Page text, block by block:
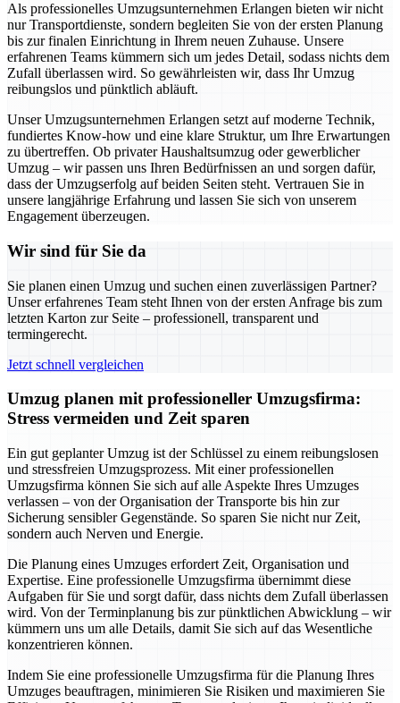
Als professionelles Umzugsunternehmen Erlangen bieten wir nicht
nur Transportdienste, sondern begleiten Sie von der ersten Planung
bis zur finalen Einrichtung in Ihrem neuen Zuhause. Unsere
erfahrenen Teams kümmern sich um jedes Detail, sodass nichts dem
Zufall überlassen wird. So gewährleisten wir, dass Ihr Umzug
reibungslos und pünktlich abläuft.
Unser Umzugsunternehmen Erlangen setzt auf moderne Technik,
fundiertes Know-how und eine klare Struktur, um Ihre Erwartungen
zu übertreffen. Ob privater Haushaltsumzug oder gewerblicher
Umzug – wir passen uns Ihren Bedürfnissen an und sorgen dafür,
dass der Umzugserfolg auf beiden Seiten steht. Vertrauen Sie in
unsere langjährige Erfahrung und lassen Sie sich von unserem
Engagement überzeugen.
Wir sind für Sie da
Sie planen einen Umzug und suchen einen zuverlässigen Partner?
Unser erfahrenes Team steht Ihnen von der ersten Anfrage bis zum
letzten Karton zur Seite – professionell, transparent und
termingerecht.
Jetzt schnell vergleichen
Umzug planen mit professioneller Umzugsfirma:
Stress vermeiden und Zeit sparen
Ein gut geplanter Umzug ist der Schlüssel zu einem reibungslosen
und stressfreien Umzugsprozess. Mit einer professionellen
Umzugsfirma können Sie sich auf alle Aspekte Ihres Umzuges
verlassen – von der Organisation der Transporte bis hin zur
Sicherung sensibler Gegenstände. So sparen Sie nicht nur Zeit,
sondern auch Nerven und Energie.
Die Planung eines Umzuges erfordert Zeit, Organisation und
Expertise. Eine professionelle Umzugsfirma übernimmt diese
Aufgaben für Sie und sorgt dafür, dass nichts dem Zufall überlassen
wird. Von der Terminplanung bis zur pünktlichen Abwicklung – wir
kümmern uns um alle Details, damit Sie sich auf das Wesentliche
konzentrieren können.
Indem Sie eine professionelle Umzugsfirma für die Planung Ihres
Umzuges beauftragen, minimieren Sie Risiken und maximieren Sie